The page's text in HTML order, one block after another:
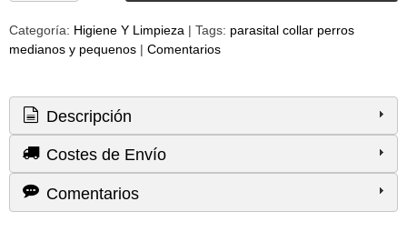
Categoría: Higiene Y Limpieza | Tags: parasital collar perros
medianos y pequenos | Comentarios
Descripción
Costes de Envío
Comentarios